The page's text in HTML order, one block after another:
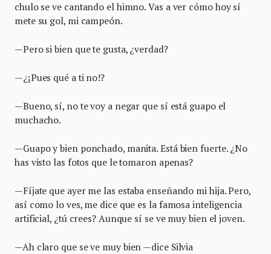
chulo se ve cantando el himno. Vas a ver cómo hoy sí
mete su gol, mi campeón.
—Pero si bien que te gusta, ¿verdad?
—¿¡Pues qué a ti no!?
—Bueno, sí, no te voy a negar que sí está guapo el
muchacho.
—Guapo y bien ponchado, manita. Está bien fuerte. ¿No
has visto las fotos que le tomaron apenas?
—Fíjate que ayer me las estaba enseñando mi hija. Pero,
así como lo ves, me dice que es la famosa inteligencia
artificial, ¿tú crees? Aunque sí se ve muy bien el joven.
—Ah claro que se ve muy bien —dice Silvia